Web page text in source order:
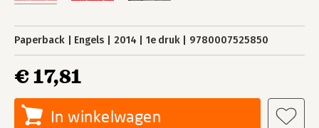
Paperback Engels 2014 1e druk 9780007525850
€ 17,81
In winkelwagen